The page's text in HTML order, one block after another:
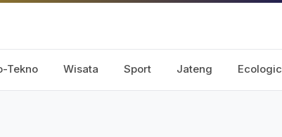
Tekno Wisata Sport Jateng Ecologic